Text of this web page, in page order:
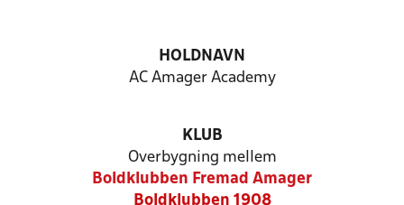
HOLDNAVN
AC Amager Academy
KLUB
Overbygning mellem
Boldklubben Fremad Amager
Boldklubben 1908